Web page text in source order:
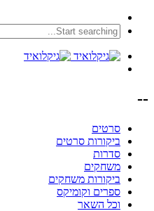
--
סרטים
ביקורות סרטים
סדרות
משחקים
ביקורות משחקים
ספרים וקומיקס
וכל השאר